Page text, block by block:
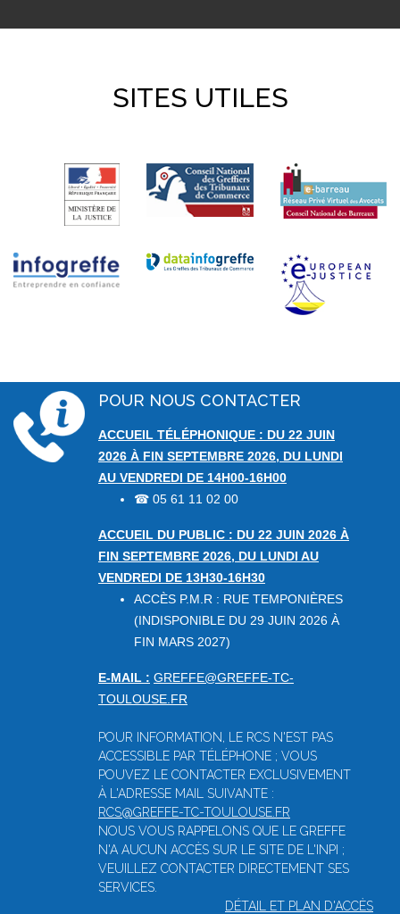
SITES UTILES
POUR NOUS CONTACTER
ACCUEIL TÉLÉPHONIQUE : DU 22 JUIN
2026 À FIN SEPTEMBRE 2026, DU LUNDI
AU VENDREDI DE 14H00-16H00
☎ 05 61 11 02 00
ACCUEIL DU PUBLIC : DU 22 JUIN 2026 À
FIN SEPTEMBRE 2026, DU LUNDI AU
VENDREDI DE 13H30-16H30
ACCÈS P.M.R : RUE TEMPONIÈRES
(INDISPONIBLE DU 29 JUIN 2026 À
FIN MARS 2027)
E-MAIL : GREFFE@GREFFE-TC-
TOULOUSE.FR
POUR INFORMATION, LE RCS N'EST PAS
ACCESSIBLE PAR TÉLÉPHONE ; VOUS
POUVEZ LE CONTACTER EXCLUSIVEMENT
À L'ADRESSE MAIL SUIVANTE :
RCS@GREFFE-TC-TOULOUSE.FR
NOUS VOUS RAPPELONS QUE LE GREFFE
N'A AUCUN ACCÈS SUR LE SITE DE L'INPI ;
VEUILLEZ CONTACTER DIRECTEMENT SES
SERVICES.
DÉTAIL ET PLAN D'ACCÈS